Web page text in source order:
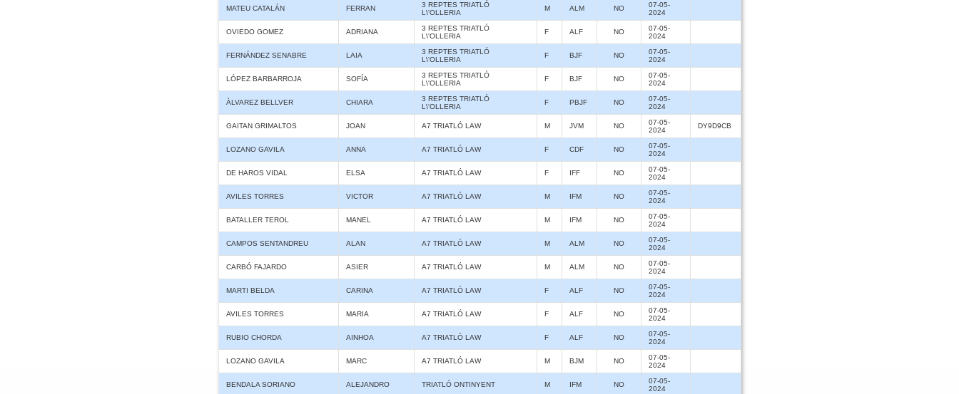
MATEU CATALÁN FERRAN
3 REPTES TRIATLÓ
L\'OLLERIA
M ALM NO
07-05-
2024
OVIEDO GOMEZ ADRIANA
3 REPTES TRIATLÓ
L\'OLLERIA
F ALF NO
07-05-
2024
FERNÁNDEZ SENABRE LAIA
3 REPTES TRIATLÓ
L\'OLLERIA
F BJF NO
07-05-
2024
LÓPEZ BARBARROJA SOFÍA
3 REPTES TRIATLÓ
L\'OLLERIA
F BJF NO
07-05-
2024
ÀLVAREZ BELLVER CHIARA
3 REPTES TRIATLÓ
L\'OLLERIA
F PBJF NO
07-05-
2024
GAITAN GRIMALTOS JOAN A7 TRIATLÓ LAW M JVM NO
07-05-
2024
DY9D9CB
LOZANO GAVILA ANNA A7 TRIATLÓ LAW F CDF NO
07-05-
2024
DE HAROS VIDAL ELSA A7 TRIATLÓ LAW F IFF NO
07-05-
2024
AVILES TORRES VICTOR A7 TRIATLÓ LAW M IFM NO
07-05-
2024
BATALLER TEROL MANEL A7 TRIATLÓ LAW M IFM NO
07-05-
2024
CAMPOS SENTANDREU ALAN A7 TRIATLÓ LAW M ALM NO
07-05-
2024
CARBÓ FAJARDO ASIER A7 TRIATLÓ LAW M ALM NO
07-05-
2024
MARTI BELDA CARINA A7 TRIATLÓ LAW F ALF NO
07-05-
2024
AVILES TORRES MARIA A7 TRIATLÓ LAW F ALF NO
07-05-
2024
RUBIO CHORDA AINHOA A7 TRIATLÓ LAW F ALF NO
07-05-
2024
LOZANO GAVILA MARC A7 TRIATLÓ LAW M BJM NO
07-05-
2024
BENDALA SORIANO ALEJANDRO TRIATLÓ ONTINYENT M IFM NO
07-05-
2024